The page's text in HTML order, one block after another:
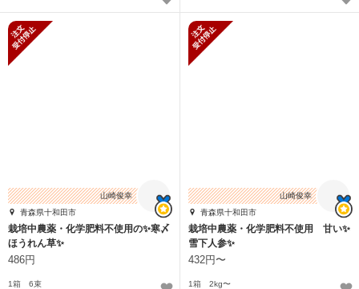
山崎俊幸
青森県十和田市
栽培中農薬・化学肥料不使用の✨️寒〆
ほうれん草✨️
486円
1箱 6束
山崎俊幸
青森県十和田市
栽培中農薬・化学肥料不使用 甘い✨️
雪下人参✨️
432円〜
1箱 2kg〜